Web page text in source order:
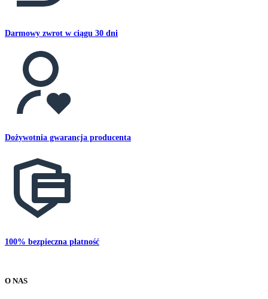
Darmowy zwrot w ciągu 30 dni
Dożywotnia gwarancja producenta
100% bezpieczna płatność
O NAS